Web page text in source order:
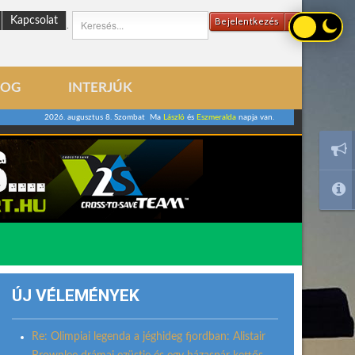
Bejelentkezés
Kapcsolat
INTERJÚK
2026. augusztus 8. Szombat Ma Lászlóés Eszmeraldanapja van.
ÚJ VÉLEMÉNYEK
Re: Olimpiai legenda a jéghideg fjordban: Alistair